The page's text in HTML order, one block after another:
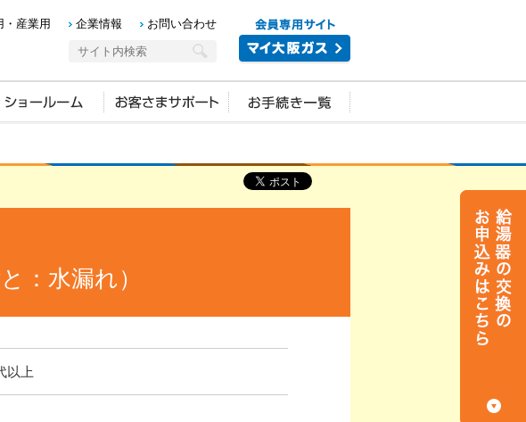
・産業用 企業情報 お問い合わせ
：水漏れ）
以上